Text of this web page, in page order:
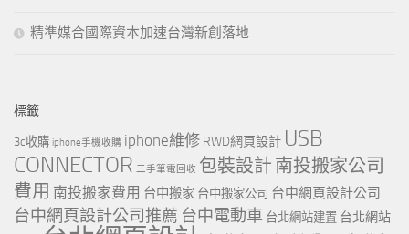
精準媒合國際資本加速台灣新創落地
標籤
3c收購 iphone手機收購 iphone維修 RWD網頁設計 USB
CONNECTOR 二手筆電回收 包裝設計 南投搬家公司
費用 南投搬家費用 台中搬家 台中搬家公司 台中網頁設計公司
台中網頁設計公司推薦 台中電動車 台北網站建置 台北網站